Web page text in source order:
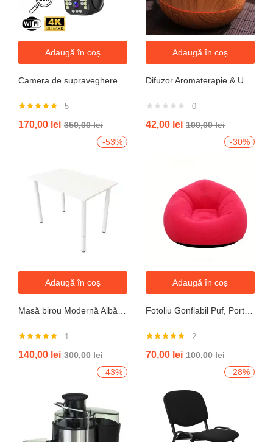
Adaugă în coș
5.00din 5
5
170,00 lei 350,00lei
Adaugă în coș
0
42,00 lei 100,00lei
-53%
Adaugă în coș
5.00din 5
1
140,00 lei 300,00lei
-30%
Adaugă în coș
5.00din 5
2
70,00 lei 100,00lei
-43%
-28%